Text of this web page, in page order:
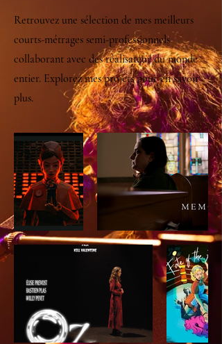
Retrouvez une sélection de mes meilleurs
courts-métrages semi-professionnels
collaborant avec des réalisateur du monde
entier. Explorez mes projets pour en savoir
plus.